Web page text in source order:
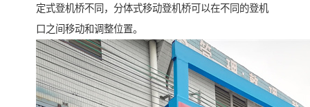
定式登机桥不同，分体式移动登机桥可以在不同的登机
口之间移动和调整位置。